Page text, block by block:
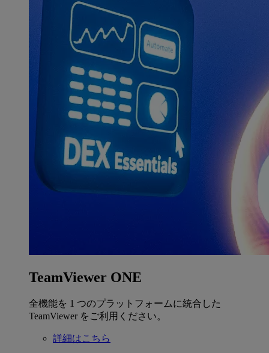
TeamViewer ONE
全機能を 1 つのプラットフォームに統合した
TeamViewer をご利用ください。
詳細はこちら